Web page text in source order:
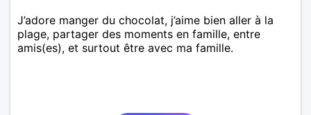
J’adore manger du chocolat, j’aime bien aller à la
plage, partager des moments en famille, entre
amis(es), et surtout être avec ma famille.